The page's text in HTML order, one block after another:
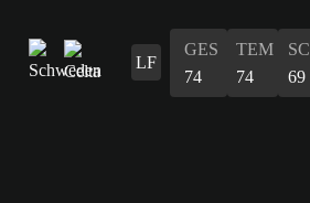
LF
GES
74
TEM
74
69